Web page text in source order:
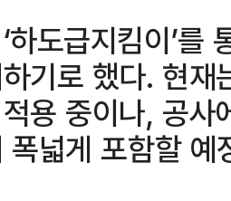
하도급지킴이’를
기로 했다. 현
용 중이나, 공사
넓게 포함할 예